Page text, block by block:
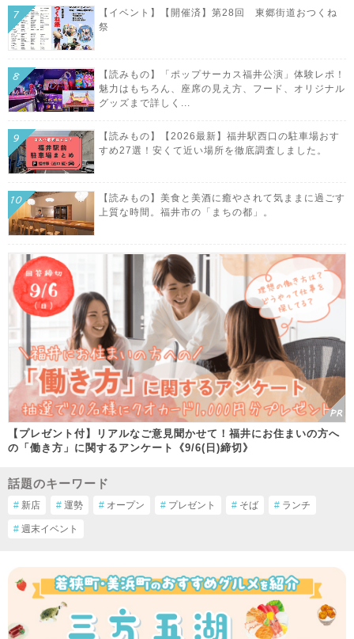
【イベント】【開催済】第28回 東郷街道おつくね
祭
【読みもの】「ポップサーカス福井公演」体験レポ！
魅力はもちろん、座席の見え方、フード、オリジナル
グッズまで詳しく...
【読みもの】【2026最新】福井駅西口の駐車場おす
すめ27選！安くて近い場所を徹底調査しました。
【読みもの】美食と美酒に癒やされて気ままに過ごす
上質な時間。福井市の「まちの都」。
【プレゼント付】リアルなご意見聞かせて！福井にお住まいの方へ
の「働き方」に関するアンケート《9/6(日)締切》
話題のキーワード
# 新店 # 運勢 # オープン # プレゼント # そば # ランチ
# 週末イベント